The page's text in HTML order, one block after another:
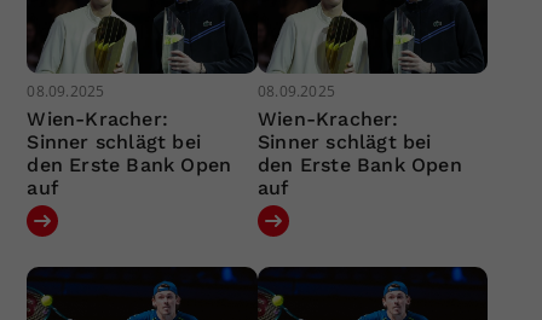
08.09.2025
Wien-Kracher:
Sinner schlägt bei
den Erste Bank Open
auf
08.09.2025
Wien-Kracher:
Sinner schlägt bei
den Erste Bank Open
auf